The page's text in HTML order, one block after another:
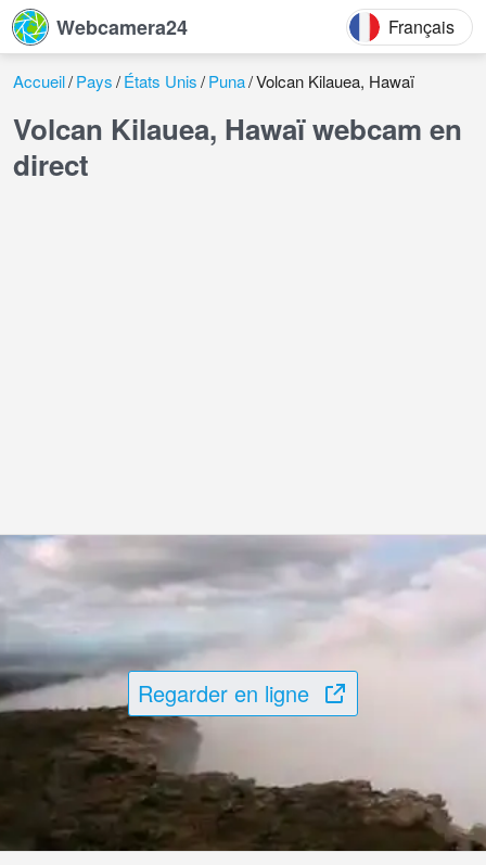
Webcamera24 Français
Accueil Pays États Unis Puna Volcan Kilauea, Hawaï
Volcan Kilauea, Hawaï webcam en
direct
Regarder en ligne